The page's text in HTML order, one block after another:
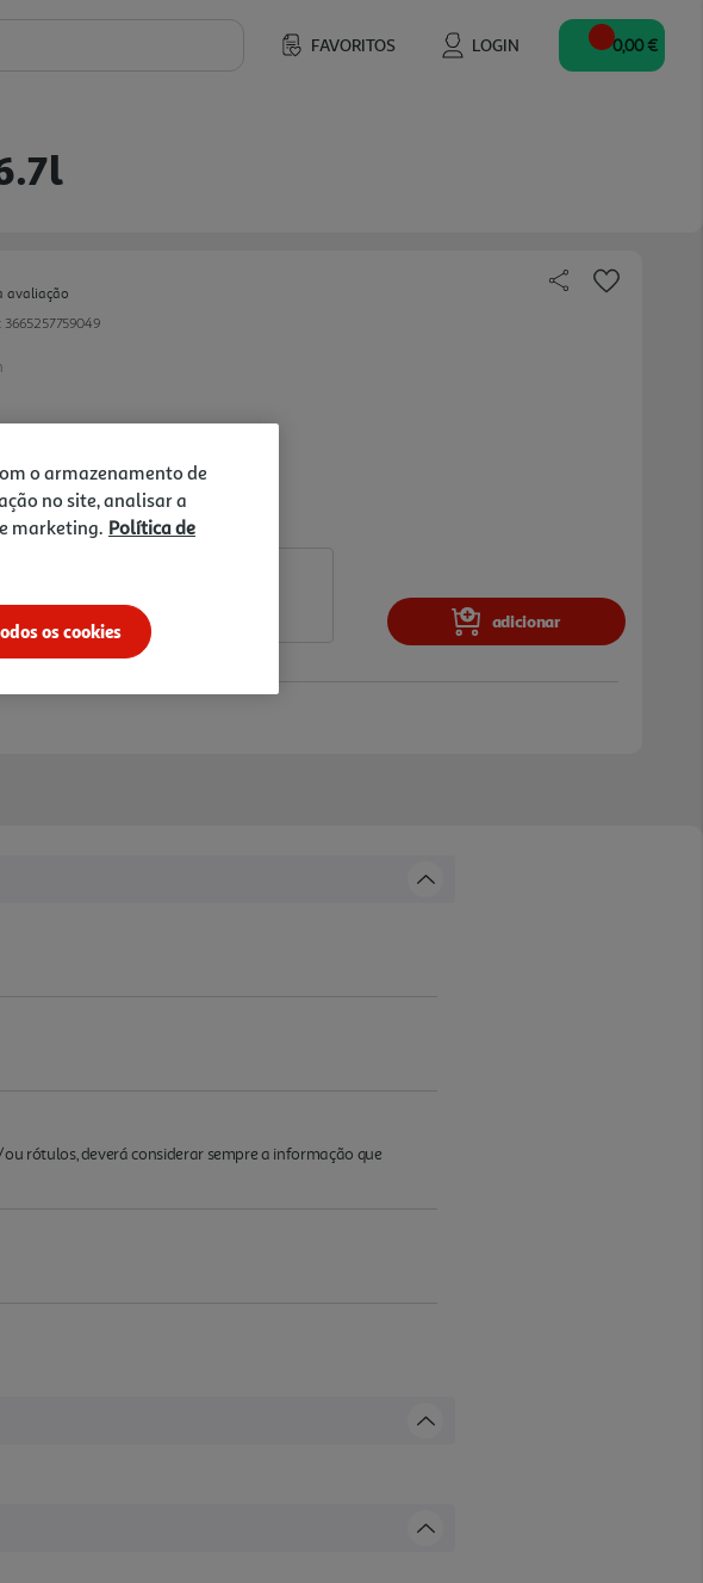
FAVORITOS LOGIN 0,00 €
avaliação
3665257759049
preparação
adicionar
rótulos, deverá considerar sempre a informação que
o armazenamento de
no site, analisar a
marketing. Política de
os cookies